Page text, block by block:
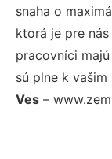
snaha o
ktorá je pre
pracovníci
sú plne k vašim
Ves –